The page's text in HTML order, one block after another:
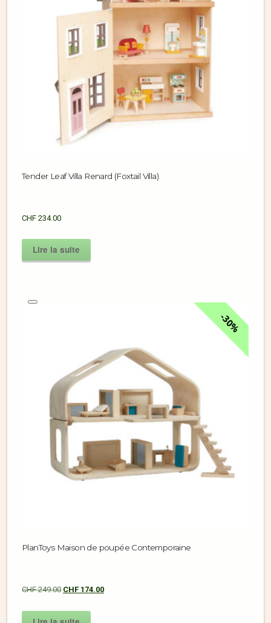
Tender Leaf Villa Renard (Foxtail Villa)
CHF 234.00
Lire la suite
30%
PlanToys Maison de poupée Contemporaine
CHF249.00 CHF 174.00